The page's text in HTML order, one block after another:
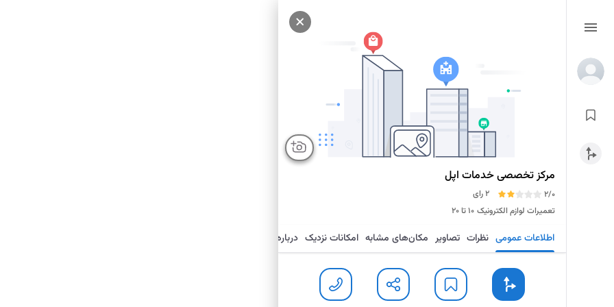
مرکز تخصصی خدمات اپل
2/0
2 رای
تعمیرات لوازم الکترونیک ۱۰ تا ۲۰
اطلاعات عمومی نظرات تصاویر مکان‌های مشابه امکانات نزدیک درباره